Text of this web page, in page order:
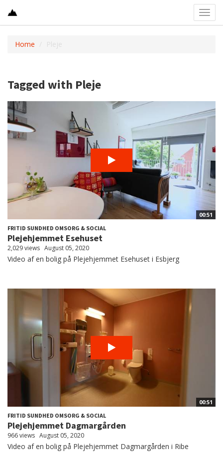
Home Pleje
Tagged with Pleje
00:51
FRITID SUNDHED OMSORG & SOCIAL
Plejehjemmet Esehuset
2,029 views August 05, 2020
Video af en bolig på Plejehjemmet Esehuset i Esbjerg
00:51
FRITID SUNDHED OMSORG & SOCIAL
Plejehjemmet Dagmargården
966 views August 05, 2020
Video af en bolig på Plejehjemmet Dagmargården i Ribe